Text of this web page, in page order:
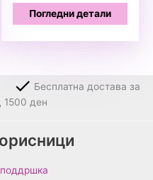
Погледни детали
Бесплатна достава за
1500 ден